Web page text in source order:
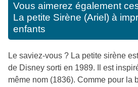
Vous aimerez également
La petite Sirène (Ariel) à
enfants
Le saviez-vous ? La petite sirène
de Disney sorti en 1989. Il est
même nom (1836). Comme pour la